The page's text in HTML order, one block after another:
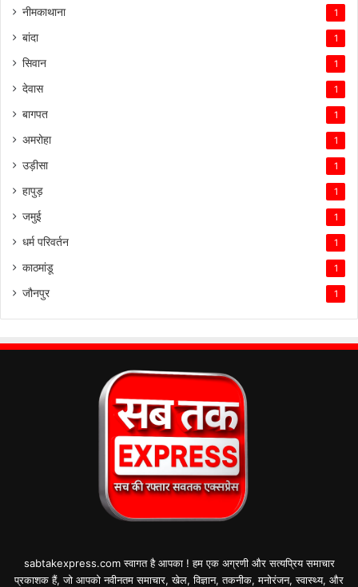
नीमकाथाना 1
बांदा 1
सिवान 1
देवास 1
बागपत 1
अमरोहा 1
उड़ीसा 1
हापुड़ 1
जमुई 1
धर्म परिवर्तन 1
काठमांडू 1
जौनपुर 1
sabtakexpress.com स्वागत है आपका ! हम एक अग्रणी और सत्यप्रिय समाचार
प्रकाशक हैं, जो आपको नवीनतम समाचार, खेल, विज्ञान, तकनीक, मनोरंजन, स्वास्थ्य, और